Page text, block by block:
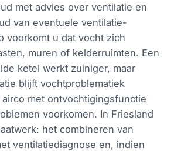
met advies over ventilatie en
van eventuele ventilatie-
voorkomt u dat vocht zich
muren of kelderruimten. Een
ketel werkt zuiniger, maar
blijft vochtproblematiek
airco met ontvochtigingsfunctie
voorkomen. In Friesland
het combineren van
ventilatiediagnose en, indien